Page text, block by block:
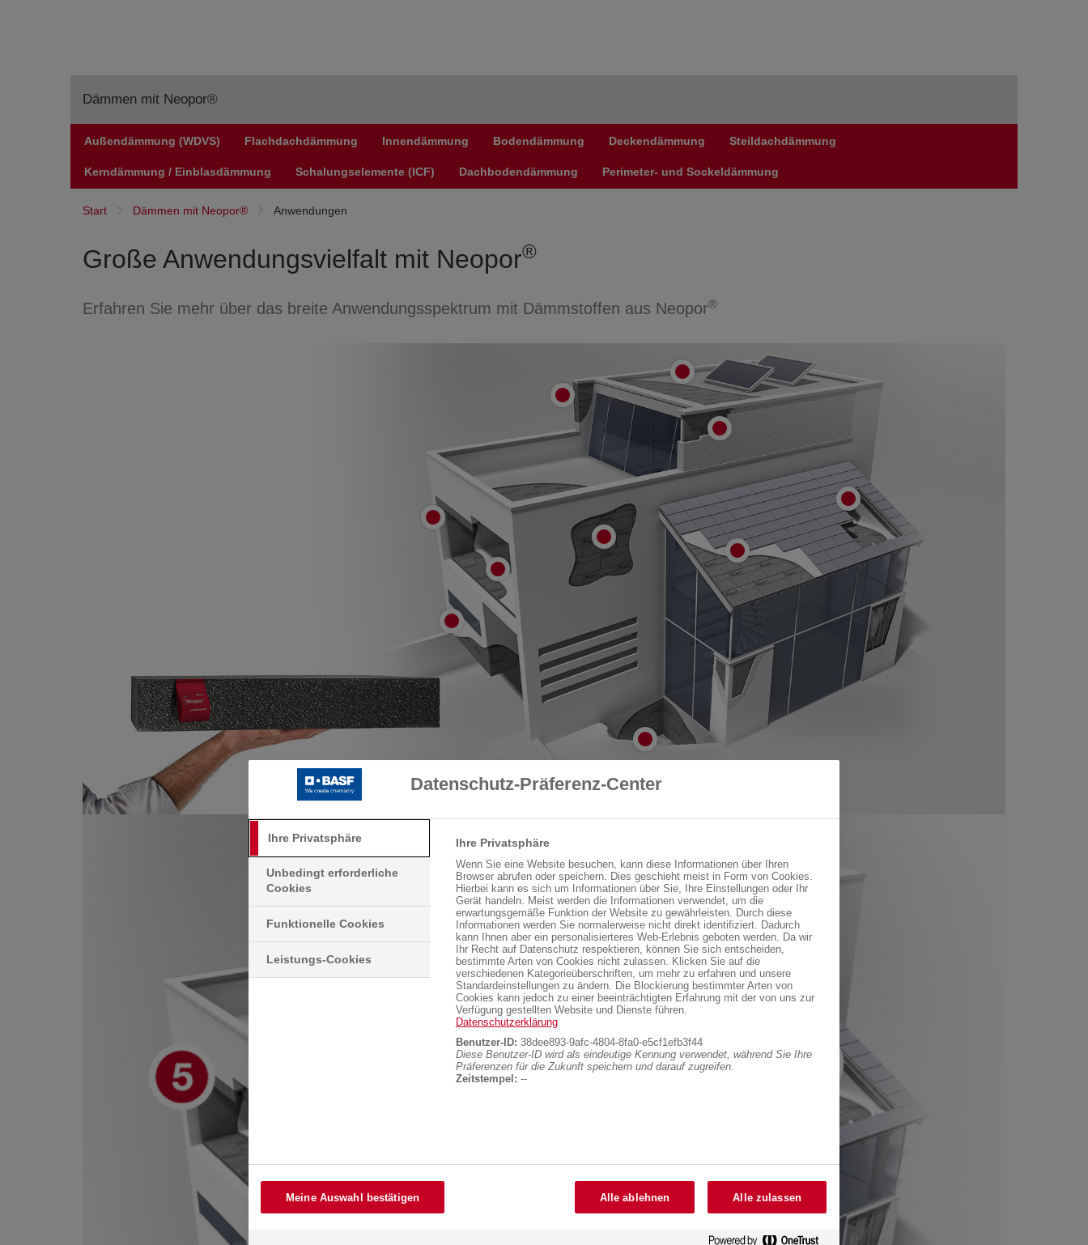
Dämmen mit Neopor®
Anwendungen
Außendämmung (WDVS) Flachdachdämmung Innendämmung Bodendämmung Deckendämmung Steildachdämmung
Kerndämmung / Einblasdämmung Schalungselemente (ICF) Dachbodendämmung Perimeter- und Sockeldämmung
Start Dämmen mit Neopor® Anwendungen
Große Anwendungsvielfalt mit Neopor®
Erfahren Sie mehr über das breite Anwendungsspektrum mit Dämmstoffen aus Neopor®
Datenschutz-Präferenz-Center
Ihre Privatsphäre
Unbedingt erforderliche
Cookies
Funktionelle Cookies
Leistungs-Cookies
Ihre Privatsphäre
Wenn Sie eine Website besuchen, kann diese Informationen über Ihren
Browser abrufen oder speichern. Dies geschieht meist in Form von Cookies.
Hierbei kann es sich um Informationen über Sie, Ihre Einstellungen oder Ihr
Gerät handeln. Meist werden die Informationen verwendet, um die
erwartungsgemäße Funktion der Website zu gewährleisten. Durch diese
Informationen werden Sie normalerweise nicht direkt identifiziert. Dadurch
kann Ihnen aber ein personalisierteres Web-Erlebnis geboten werden. Da wir
Ihr Recht auf Datenschutz respektieren, können Sie sich entscheiden,
bestimmte Arten von Cookies nicht zulassen. Klicken Sie auf die
verschiedenen Kategorieüberschriften, um mehr zu erfahren und unsere
Standardeinstellungen zu ändern. Die Blockierung bestimmter Arten von
Cookies kann jedoch zu einer beeinträchtigten Erfahrung mit der von uns zur
Verfügung gestellten Website und Dienste führen.
Datenschutzerklärung
Benutzer-ID: 38dee893-9afc-4804-8fa0-e5cf1efb3f44
Diese Benutzer-ID wird als eindeutige Kennung verwendet, während Sie Ihre
Präferenzen für die Zukunft speichern und darauf zugreifen.
Zeitstempel: --
Meine Auswahl bestätigen Alle ablehnen Alle zulassen